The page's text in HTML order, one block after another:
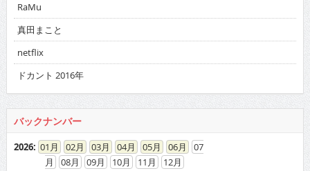
RaMu
真田まこと
netflix
ドカント 2016年
バックナンバー
2026: 01 02 03 04 05 06
07
08
09 10 11 12